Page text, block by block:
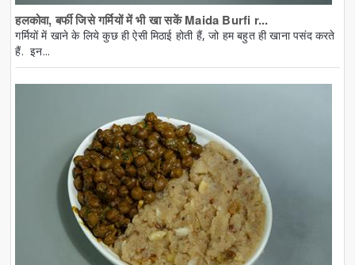
हलकोवा, बर्फी जिसे गर्मियों में भी खा सकें Maida Burfi r...
गर्मियों में खाने के लिये कुछ ही ऐसी मिठाई होती हैं, जो हम बहुत ही खाना पसंद करते
हैं. इन...